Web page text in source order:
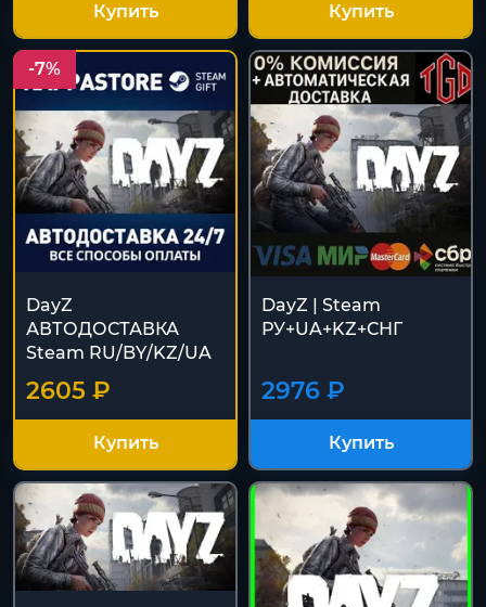
Купить Купить
-7%
DayZ
АВТОДОСТАВКА
Steam RU/BY/KZ/UA
2605 ₽
Купить
DayZ | Steam
РУ+UA+KZ+СНГ
2976 ₽
Купить